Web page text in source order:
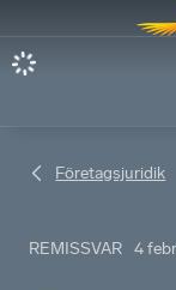
Företagsjuridik
REMISSVAR 4